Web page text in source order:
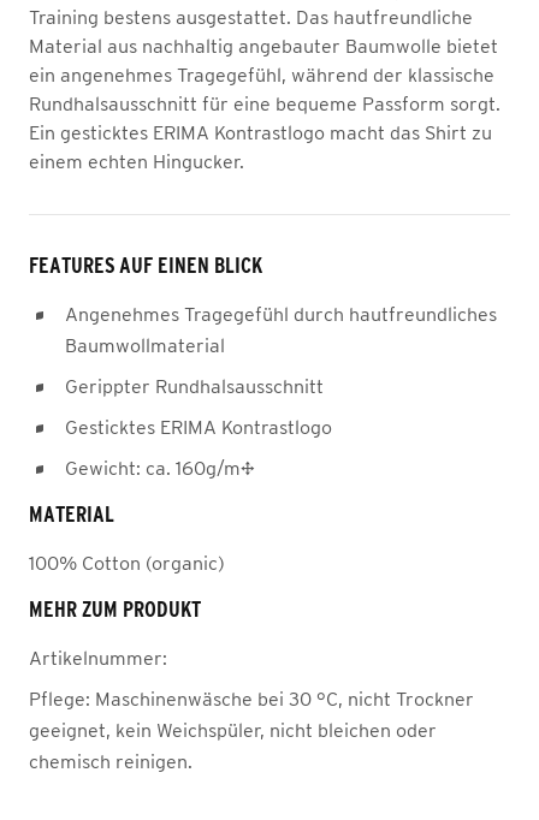
Training bestens ausgestattet. Das hautfreundliche
Material aus nachhaltig angebauter Baumwolle bietet
ein angenehmes Tragegefühl, während der klassische
Rundhalsausschnitt für eine bequeme Passform sorgt.
Ein gesticktes ERIMA Kontrastlogo macht das Shirt zu
einem echten Hingucker.
FEATURES AUF EINEN BLICK
Angenehmes Tragegefühl durch hautfreundliches
Baumwollmaterial
Gerippter Rundhalsausschnitt
Gesticktes ERIMA Kontrastlogo
Gewicht: ca. 160g/m²
MATERIAL
100% Cotton (organic)
MEHR ZUM PRODUKT
Artikelnummer:
Pflege: Maschinenwäsche bei 30 °C, nicht Trockner
geeignet, kein Weichspüler, nicht bleichen oder
chemisch reinigen.